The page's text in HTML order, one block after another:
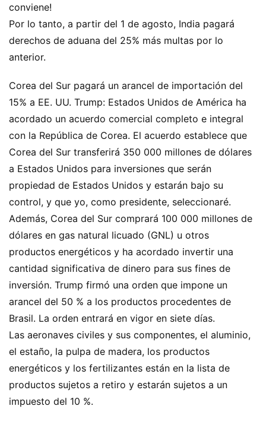
conviene!
Por lo tanto, a partir del 1 de agosto, India pagará
derechos de aduana del 25% más multas por lo
anterior.
Corea del Sur pagará un arancel de importación del
15% a EE. UU. Trump: Estados Unidos de América ha
acordado un acuerdo comercial completo e integral
con la República de Corea. El acuerdo establece que
Corea del Sur transferirá 350 000 millones de dólares
a Estados Unidos para inversiones que serán
propiedad de Estados Unidos y estarán bajo su
control, y que yo, como presidente, seleccionaré.
Además, Corea del Sur comprará 100 000 millones de
dólares en gas natural licuado (GNL) u otros
productos energéticos y ha acordado invertir una
cantidad significativa de dinero para sus fines de
inversión. Trump firmó una orden que impone un
arancel del 50 % a los productos procedentes de
Brasil. La orden entrará en vigor en siete días.
Las aeronaves civiles y sus componentes, el aluminio,
el estaño, la pulpa de madera, los productos
energéticos y los fertilizantes están en la lista de
productos sujetos a retiro y estarán sujetos a un
impuesto del 10 %.